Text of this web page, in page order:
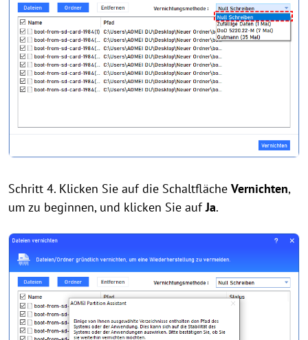
Schritt 4. Klicken Sie auf die Schaltfläche Vernichten,
um zu beginnen, und klicken Sie aufJa.